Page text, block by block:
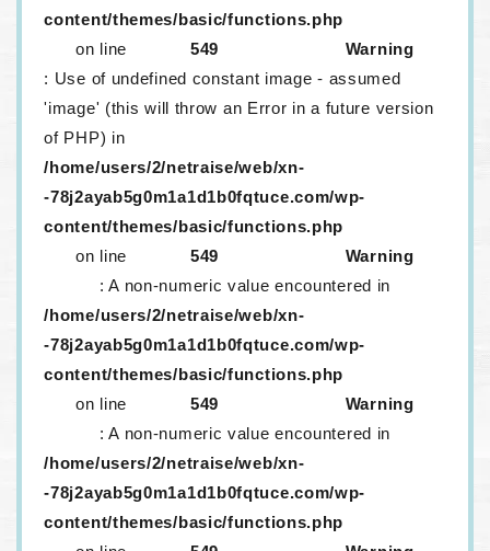
content/themes/basic/functions.php
on line
549
Warning
: Use of undefined constant image - assumed
'image' (this will throw an Error in a future version
of PHP) in
/home/users/2/netraise/web/xn-
-78j2ayab5g0m1a1d1b0fqtuce.com/wp-
content/themes/basic/functions.php
on line
549
Warning
: A non-numeric value encountered in
/home/users/2/netraise/web/xn-
-78j2ayab5g0m1a1d1b0fqtuce.com/wp-
content/themes/basic/functions.php
on line
549
Warning
: A non-numeric value encountered in
/home/users/2/netraise/web/xn-
-78j2ayab5g0m1a1d1b0fqtuce.com/wp-
content/themes/basic/functions.php